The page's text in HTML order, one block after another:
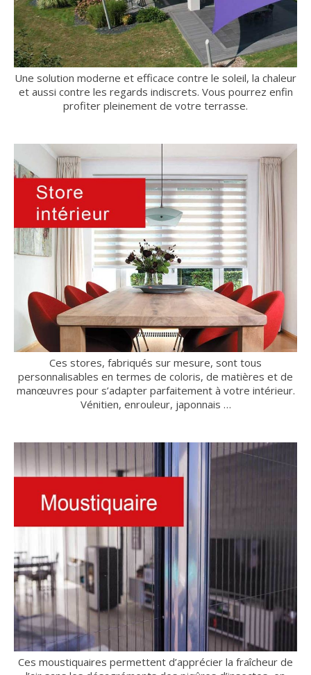
Une solution moderne et efficace contre le soleil, la chaleur
et aussi contre les regards indiscrets. Vous pourrez enfin
profiter pleinement de votre terrasse.
Ces stores, fabriqués sur mesure, sont tous
personnalisables en termes de coloris, de matières et de
manœuvres pour s’adapter parfaitement à votre intérieur.
Vénitien, enrouleur, japonnais …
Ces moustiquaires permettent d’apprécier la fraîcheur de